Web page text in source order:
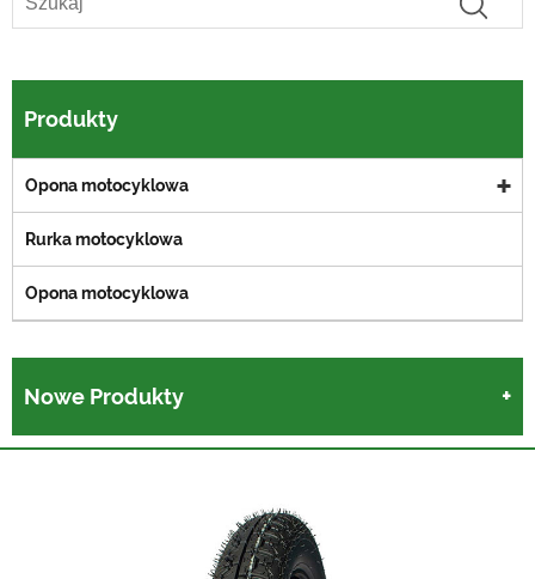
Produkty
Opona motocyklowa
Rurka motocyklowa
Opona motocyklowa
Nowe Produkty